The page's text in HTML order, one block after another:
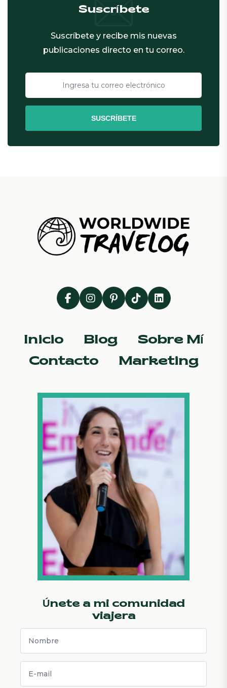
Suscríbete
Suscríbete y recibe mis nuevas
publicaciones directo en tu correo.
SUSCRÍBETE
Inicio Blog
Sobre Mí
Contacto
Marketing
Únete a mi comunidad
viajera